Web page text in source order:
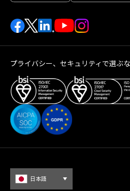
プライバシー、セキュリティで選ぶ
日本語